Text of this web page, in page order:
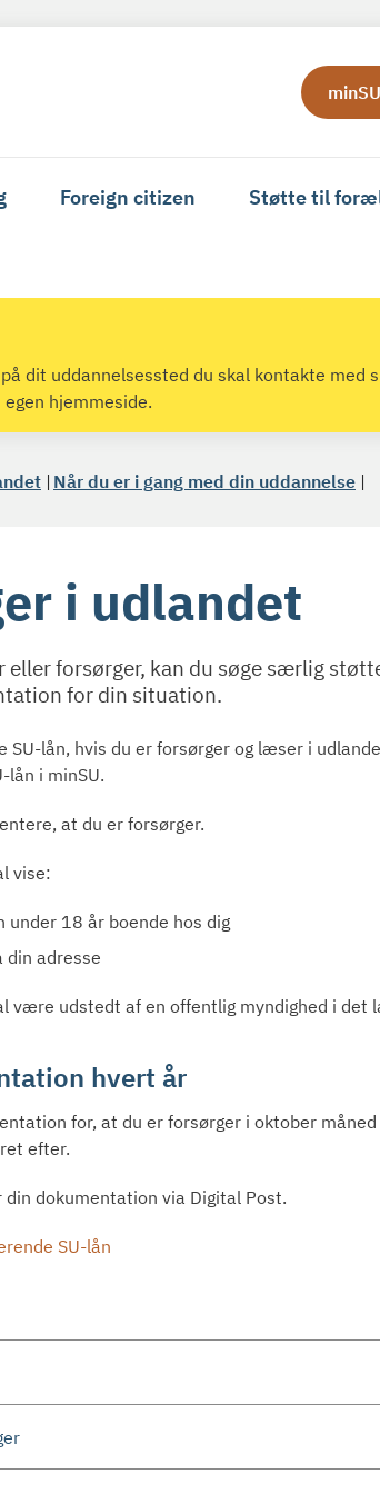
minSU
Foreign citizen Støtte til
dit uddannelsessted du skal kontakte med
hjemmeside.
Når du er i gang med din uddannelse
i udlandet
forsørger, kan du søge særlig
for din situation.
SU-lån, hvis du er forsørger og læser i
lån i minSU.
at du er forsørger.
vise:
under 18 år boende hos dig
din adresse
være udstedt af en offentlig myndighed i det
hvert år
for, at du er forsørger i oktober
efter.
din dokumentation via Digital Post.
SU-lån